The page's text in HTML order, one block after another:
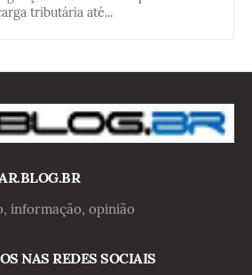
tributária até...
informação, opinião
NAS REDES SOCIAIS